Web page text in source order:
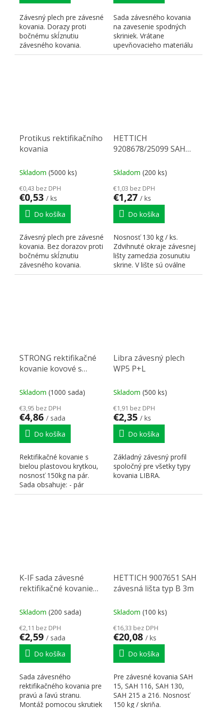
Závesný plech pre závesné
kovania. Dorazy proti
bočnému skĺznutiu
závesného kovania.
Rozmery Š = 60mm, V=
Sada závesného kovania
na zavesenie spodných
skriniek. Vrátane
upevňovacieho materiálu
na inštaláciu do korpusu
Protikus rektifikačního
kovania
Skladom (5000 ks)
€0,43 bez DPH
€0,53 / ks
Do košíka
Závesný plech pre závesné
kovania. Bez dorazov proti
bočnému skĺznutiu
závesného kovania.
Rozmery: Š = 50mm, V=
HETTICH
9208678/25099 SAH
Skladom (200 ks)
€1,03 bez DPH
€1,27 / ks
Do košíka
Nosnosť 130 kg / ks.
Zdvihnuté okraje závesnej
lišty zamedzia zosunutiu
skrine. V lište sú oválne
otvory vzdialené od...
STRONG rektifikačné
kovanie kovové s
Skladom (1000 sada)
€3,95 bez DPH
€4,86 / sada
Do košíka
Rektifikačné kovanie s
bielou plastovou krytkou,
nosnosť 150kg na pár.
Sada obsahuje: - pár
kovového závesného...
Libra závesný plech
WP5 P+L
Skladom (500 ks)
€1,91 bez DPH
€2,35 / ks
Do košíka
Základný závesný profil
spoločný pre všetky typy
kovania LIBRA.
K-IF sada závesné
rektifikačné kovanie
Skladom (200 sada)
€2,11 bez DPH
€2,59 / sada
Do košíka
Sada závesného
rektifikačného kovania pre
pravú a ľavú stranu.
Montáž pomocou skrutiek
HETTICH 9007651 SAH
závesná lišta typ B 3m
Skladom (100 ks)
€16,33 bez DPH
€20,08 / ks
Do košíka
Pre závesné kovania SAH
15, SAH 116, SAH 130,
SAH 215 a 216. Nosnosť
150 kg / skriňa.